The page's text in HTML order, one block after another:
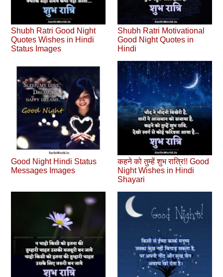
Shubh Ratri Good Night
Quotes Wishes in Hindi
Status Images
Shubh Ratri Motivational
Good Night Quotes in
Hindi
Good Night Hindi Status
Messages Images
कहने को तुम्हें शुभ रात्रि!! Good
Night Wishes in Hindi
Shayari